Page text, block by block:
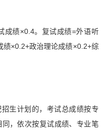
成绩×0.4。复试成绩=外语听
绩×0.2+政治理论成绩×0.2+综
生计划的，考试总成绩按专
，依次按复试成绩、专业笔